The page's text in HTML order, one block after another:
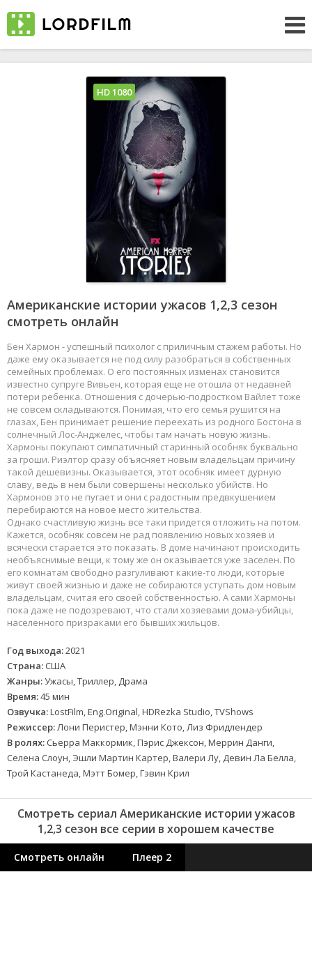
Американские истории ужасов 1,2,3 сезон
смотреть онлайн
Бен Хармон - успешный психолог с приличным стажем работы. Но
даже ему оказывается не под силу разобраться в собственных
семейных проблемах. О его постоянных изменах становится
известно супруге Вивьен, которая еще не отошла от недавней
потери ребенка. Отношения с дочерью-подростком Вайлет тоже
не совсем складываются. Понимая, что его семья рушится на
глазах, Бен принимает решение переехать из родного Бостона в
солнечный Лос-Анджелес, чтобы там начать новую жизнь.
Хармоны покупают симпатичный старинный особняк буквально
за гроши. Риэлтор сразу объясняет новым владельцам причину
такой дешевизны. Оказывается, этот особняк имеет дурную
славу, ведь в нем были совершены несколько убийств. Но
Хармонов это не пугает и они с радостным предвкушением
перебираются на новое место жительства.
Однако счастливую жизнь все таки придется отложить на потом.
Кажется, особняк совсем не рад появлению новых хозяев и
всячески старается это показать. В доме начинают происходить
необъяснимые вещи, к тому же он оказывается уже заселен. По
его комнатам свободно разгуливают какие-то люди, которые
живут своей жизнью и даже не собираются уступать дом новым
владельцам, считая его своей собственностью. А сами Хармоны
пока даже не подозревают, что стали хозяевами дома-убийцы,
населенного призраками его бывших жильцов.
Год выхода:2021
Страна: США
Жанры:Ужасы, Триллер, Драма
Время:45 мин
Озвучка:LostFilm, Eng.Original, HDRezka Studio, TVShows
Режиссер:Лони Перистер, Мэнни Кото, Лиз Фридлендер
В ролях: Сьерра Маккормик, Пэрис Джексон, Меррин Данги,
Селена Слоун, Эшли Мартин Картер, Валери Лу, Девин Ла Белла,
Трой Кастанеда, Мэтт Бомер, Гэвин Крил
HD 1080
Смотреть сериал Американские истории ужасов
1,2,3 сезон все серии в хорошем качестве
Смотреть онлайн Плеер 2